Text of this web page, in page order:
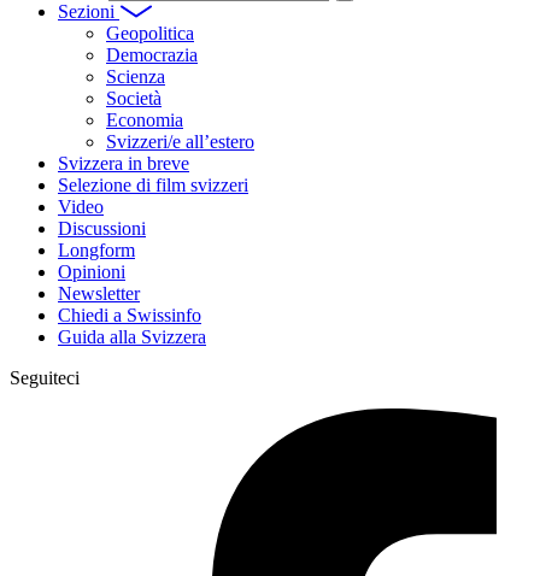
Sezioni
Geopolitica
Democrazia
Scienza
Società
Economia
Svizzeri/e all’estero
Svizzera in breve
Selezione di film svizzeri
Video
Discussioni
Longform
Opinioni
Newsletter
Chiedi a Swissinfo
Guida alla Svizzera
Seguiteci